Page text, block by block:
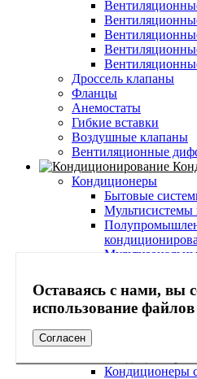
Оставаясь с нами, вы
использование файлов
Согласен
Дроссель клапаны
Фланцы
Анемостаты
Гибкие вставки
Воздушные клапаны
Вентиляционные
Кондиционеры
Бытовые
Мультисистемы
Инверторные
Настенные
Кондиционеры